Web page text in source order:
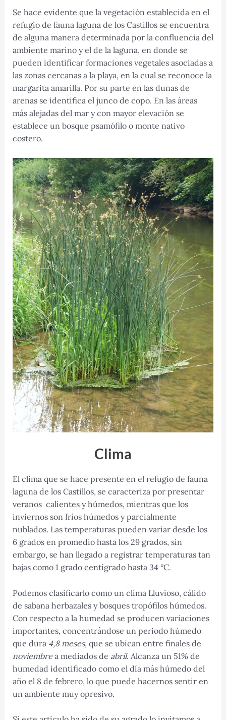
Se hace evidente que la vegetación establecida en el
refugio de fauna laguna de los Castillos se encuentra
de alguna manera determinada por la confluencia del
ambiente marino y el de la laguna, en donde se
pueden identificar formaciones vegetales asociadas a
las zonas cercanas a la playa, en la cual se reconoce la
margarita amarilla. Por su parte en las dunas de
arenas se identifica el junco de copo. En las áreas
más alejadas del mar y con mayor elevación se
establece un bosque psamófilo o monte nativo
costero.
Clima
El clima que se hace presente en el refugio de fauna
laguna de los Castillos, se caracteriza por presentar
veranos calientes y húmedos, mientras que los
inviernos son fríos húmedos y parcialmente
nublados. Las temperaturas pueden variar desde los
6 grados en promedio hasta los 29 grados, sin
embargo, se han llegado a registrar temperaturas tan
bajas como 1 grado centígrado hasta 34 °C.
Podemos clasificarlo como un clima Lluvioso, cálido
de sabana herbazales y bosques tropófilos húmedos.
Con respecto a la humedad se producen variaciones
importantes, concentrándose un periodo húmedo
que dura 4,8 meses, que se ubican entre finales de
noviembrea mediados de abril. Alcanza un 51% de
humedad identificado como el día más húmedo del
año el 8 de febrero, lo que puede hacernos sentir en
un ambiente muy opresivo.